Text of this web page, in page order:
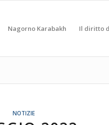
Nagorno Karabakh Il diritto
NOTIZIE